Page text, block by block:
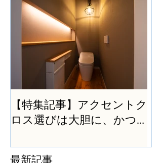
【特集記事】アクセントク
ロス選びは大胆に、かつ
最新記事